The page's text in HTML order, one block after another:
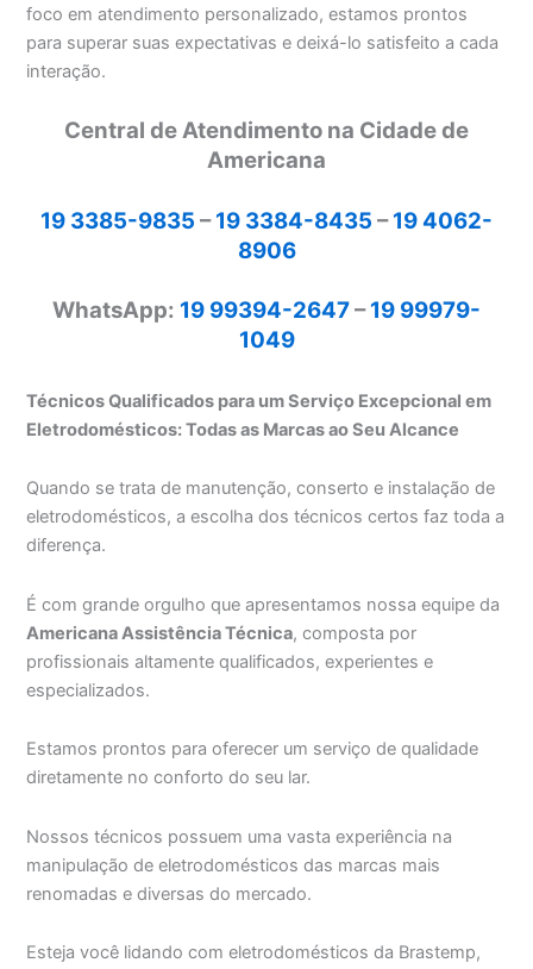
foco em atendimento personalizado, estamos prontos
para superar suas expectativas e deixá-lo satisfeito a cada
interação.
Central de Atendimento na Cidade de
Americana
19 3385-9835 –19 3384-8435 –19 4062-
8906
WhatsApp: 19 99394-2647–19 99979-
1049
Técnicos Qualificados para um Serviço Excepcional em
Eletrodomésticos: Todas as Marcas ao Seu Alcance
Quando se trata de manutenção, conserto e instalação de
eletrodomésticos, a escolha dos técnicos certos faz toda a
diferença.
É com grande orgulho que apresentamos nossa equipe da
Americana Assistência Técnica, composta por
profissionais altamente qualificados, experientes e
especializados.
Estamos prontos para oferecer um serviço de qualidade
diretamente no conforto do seu lar.
Nossos técnicos possuem uma vasta experiência na
manipulação de eletrodomésticos das marcas mais
renomadas e diversas do mercado.
Esteja você lidando com eletrodomésticos da Brastemp,